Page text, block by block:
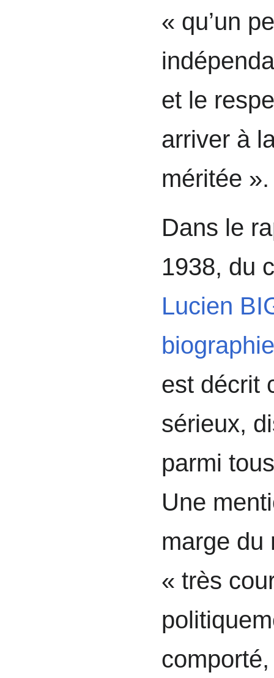
« qu’un
et le
arriver à
méritée ».
Dans le
1938, du
Lucien
est décrit
sérieux,
parmi
Une
marge du
« très